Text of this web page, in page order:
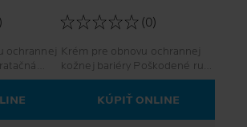
ochrannej
(0)
Krém pre obnovu ochrannej
kožnej bariéry Poškodené ruky
Na domáce aj profesionálne
použitieKÚPIŤ ONLINE